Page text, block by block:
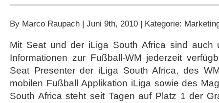
By Marco Raupach | Juni 9th, 2010 | Kategorie:
Mit Seat und der iLiga South Africa sind auch
Informationen zur Fußball-WM jederzeit
Seat Presenter der iLiga South Africa, des
mobilen Fußball Applikation iLiga sowie des
South Africa steht seit Tagen auf Platz 1 der